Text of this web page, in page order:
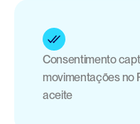
Consentimento
movimentações no
aceite